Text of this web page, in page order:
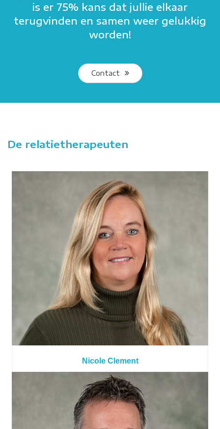
is er 75% kans dat jullie elkaar
terugvinden en samen weer gelukkig
worden!
Contact
De relatietherapeuten
Nicole Clement